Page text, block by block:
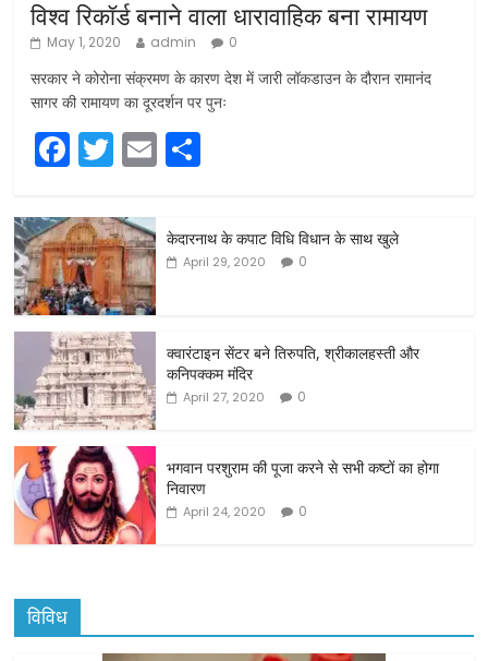
विश्व रिकॉर्ड बनाने वाला धारावाहिक बना रामायण
May 1, 2020 admin 0
सरकार ने कोरोना संक्रमण के कारण देश में जारी लॉकडाउन के दौरान रामानंद
सागर की रामायण का दूरदर्शन पर पुनः
F
a
c
e
b
o
o
k
T
w
itt
er
E
m
ai ar
e
केदारनाथ के कपाट विधि विधान के साथ खुले
April 29, 2020 0
क्वारंटाइन सेंटर बने तिरुपति, श्रीकालहस्ती और
कनिपक्कम मंदिर
April 27, 2020 0
भगवान परशुराम की पूजा करने से सभी कष्टों का होगा
निवारण
April 24, 2020 0
विविध